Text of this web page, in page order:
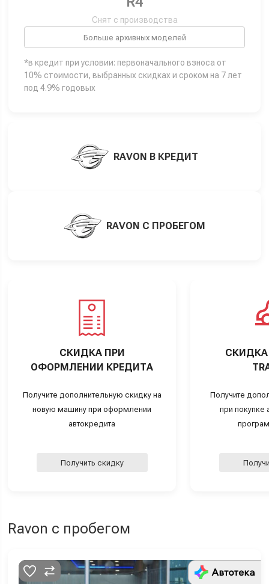
Снят с производства
Больше архивных моделей
*в кредит при условии: первоначального взноса от
10% стоимости, выбранных скидках и сроком на 7 лет
под 4.9% годовых
RAVON В КРЕДИТ
RAVON С ПРОБЕГОМ
СКИДКА ПРИ
ОФОРМЛЕНИИ КРЕДИТА
Получите дополнительную скидку на
новую машину при оформлении
автокредита
Получить скидку
СКИДКА
Получите
при покупке
Ravon с пробегом